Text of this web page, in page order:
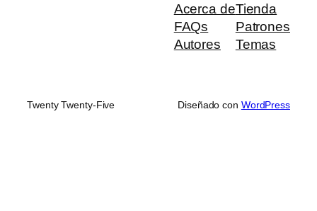
Acerca de
FAQs
Autores
Tienda
Patrones
Temas
Twenty Twenty-Five Diseñado con WordPress